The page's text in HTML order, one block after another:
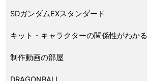
SDガンダムEXスタンダード
キット・キャラクターの関係性がわかる
制作動画の部屋